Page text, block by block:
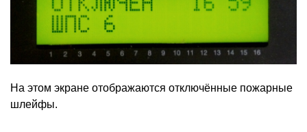
На этом экране отображаются отключённые пожарные
шлейфы.